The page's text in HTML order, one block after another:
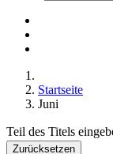
Startseite
Juni
Teil des Titels
Zurücksetzen